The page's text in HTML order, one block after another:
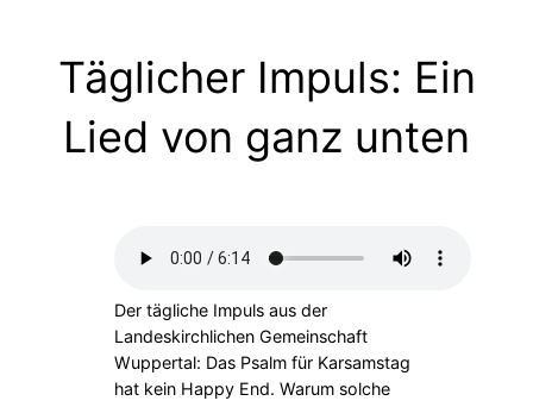
Täglicher Impuls: Ein
Lied von ganz unten
Der tägliche Impuls aus der
Landeskirchlichen Gemeinschaft
Wuppertal: Das Psalm für Karsamstag
hat kein Happy End. Warum solche